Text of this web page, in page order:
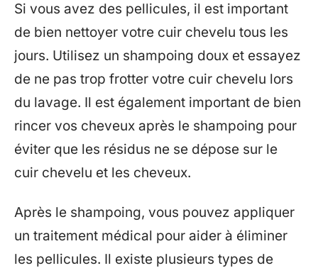
Si vous avez des pellicules, il est important
de bien nettoyer votre cuir chevelu tous les
jours. Utilisez un shampoing doux et essayez
de ne pas trop frotter votre cuir chevelu lors
du lavage. Il est également important de bien
rincer vos cheveux après le shampoing pour
éviter que les résidus ne se dépose sur le
cuir chevelu et les cheveux.
Après le shampoing, vous pouvez appliquer
un traitement médical pour aider à éliminer
les pellicules. Il existe plusieurs types de